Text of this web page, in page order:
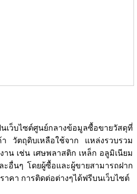
เว็บไซต์ศูนย์กลางข้อมูลซื้อขายวัสดุที่
วัตถุดิบเหลือใช้จาก แหล่งรวบรวม
าน เช่น เศษพลาสติก เหล็ก อลูมิเนียม
อื่นๆ โดยผู้ซื้อและผู้ขายสามารถฝาก
าคา การติดต่อต่างๆได้ฟรีบนเว็บไซต์